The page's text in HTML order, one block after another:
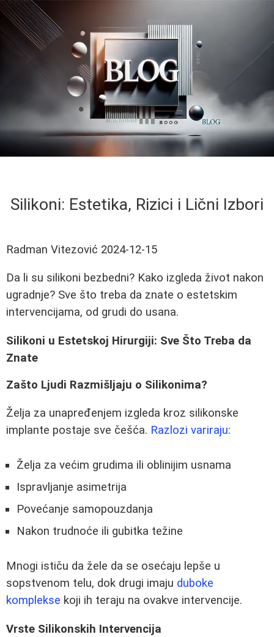
Silikoni: Estetika, Rizici i Lični Izbori
Radman Vitezović 2024-12-15
Da li su silikoni bezbedni? Kako izgleda život nakon
ugradnje? Sve što treba da znate o estetskim
intervencijama, od grudi do usana.
Silikoni u Estetskoj Hirurgiji: Sve Što Treba da
Znate
Zašto Ljudi Razmišljaju o Silikonima?
Želja za unapređenjem izgleda kroz silikonske
implante postaje sve češća. Razlozi variraju:
Želja za većim grudima ili oblinijim usnama
Ispravljanje asimetrija
Povećanje samopouzdanja
Nakon trudnoće ili gubitka težine
Mnogi ističu da žele da se osećaju lepše u
sopstvenom telu, dok drugi imaju duboke
komplekse koji ih teraju na ovakve intervencije.
Vrste Silikonskih Intervencija